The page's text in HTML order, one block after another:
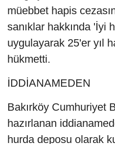
müebbet hapis
sanıklar hakkında 'İyi
uygulayarak 25'er yıl
hükmetti.
İDDİANAMEDEN
Bakırköy Cumhuriyet
hazırlanan
hurda deposu olarak